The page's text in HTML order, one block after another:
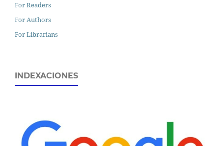
For Readers
For Authors
For Librarians
INDEXACIONES